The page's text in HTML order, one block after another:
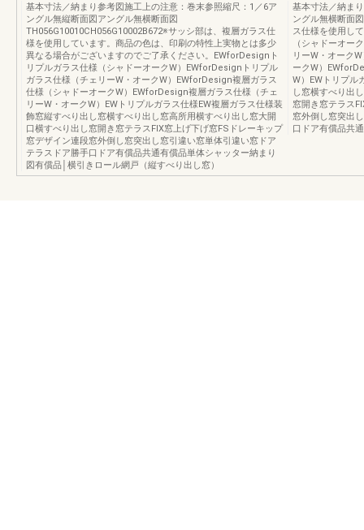
基本寸法／納まり参考図施工上の注意：巻末参照縮尺：1／6ア
ングル無縦断面図アングル無横断面図
TH056G10010CH056G10002B672※サッシ部は、複層ガラス仕
様を使用しています。商品の色は、印刷の特性上実物とは多少
異なる場合がございますのでご了承ください。EWforDesignト
リプルガラス仕様（シャドーオークW）EWforDesignトリプル
ガラス仕様（チェリーW・オークW）EWforDesign複層ガラス
仕様（シャドーオークW）EWforDesign複層ガラス仕様（チェ
リーW・オークW）EWトリプルガラス仕様EW複層ガラス仕様装
飾窓縦すべり出し窓横すべり出し窓高所用横すべり出し窓大開
口横すべり出し窓開き窓テラスFIX窓上げ下げ窓FSドレーキップ
窓デザイン連段窓外倒し窓突出し窓引違い窓単体引違い窓ドア
テラスドア勝手口ドア有償品共通有償品単体シャッター納まり
図有償品│横引きロール網戸（縦すべり出し窓）
基本寸法／納ま
ングル無横断面
ス仕様を使用し
（シャドーオー
リーW・オーク
ークW）
W）EWトリプル
し窓横すべり出
窓開き窓テラス
窓外倒し窓突出
口ドア有償品共